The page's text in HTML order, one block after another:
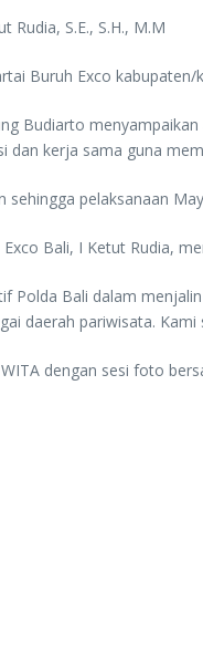
Rudia, S.E., S.H., M.M
Buruh Exco
Budiarto
dan kerja sama guna
sehingga pelaksanaan
Bali, I Ketut Rudia,
Polda Bali dalam
daerah pariwisata.
dengan sesi foto